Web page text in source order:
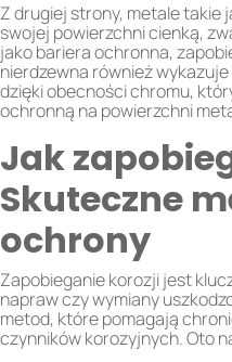
Z drugiej strony, metale takie
swojej powierzchni cienką,
jako bariera ochronna,
nierdzewna również
dzięki obecności chromu,
ochronną na powierzchni
Jak
Skuteczne
ochrony
Zapobieganie korozji jest
napraw czy wymiany
metod, które pomagają
czynników korozyjnych. Oto